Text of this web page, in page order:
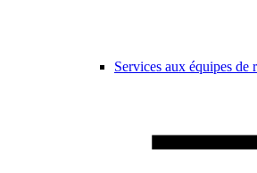
Services aux équipes de